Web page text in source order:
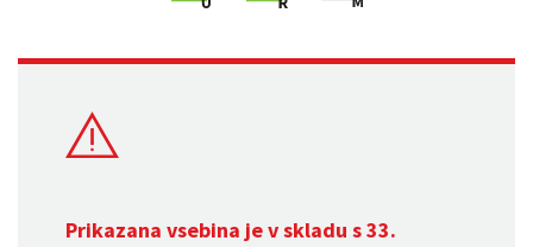
Prikazana vsebina je v skladu s 33.